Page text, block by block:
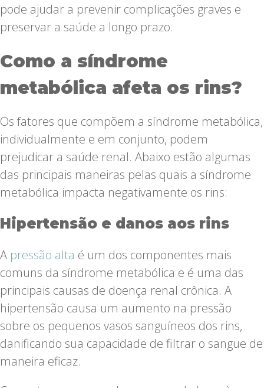
pode ajudar a prevenir complicações graves e
preservar a saúde a longo prazo.
Como a síndrome
metabólica afeta os rins?
Os fatores que compõem a síndrome metabólica,
individualmente e em conjunto, podem
prejudicar a saúde renal. Abaixo estão algumas
das principais maneiras pelas quais a síndrome
metabólica impacta negativamente os rins:
Hipertensão e danos aos rins
A pressão alta é um dos componentes mais
comuns da síndrome metabólica e é uma das
principais causas de doença renal crônica. A
hipertensão causa um aumento na pressão
sobre os pequenos vasos sanguíneos dos rins,
danificando sua capacidade de filtrar o sangue de
maneira eficaz.